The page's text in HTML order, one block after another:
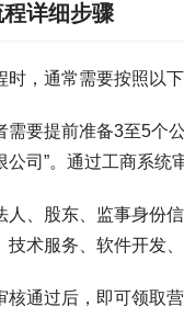
详细步骤
，通常需要按照以下
要提前准备3至5个
司”。通过工商系统
、股东、监事身份
术服务、软件开发、
通过后，即可领取